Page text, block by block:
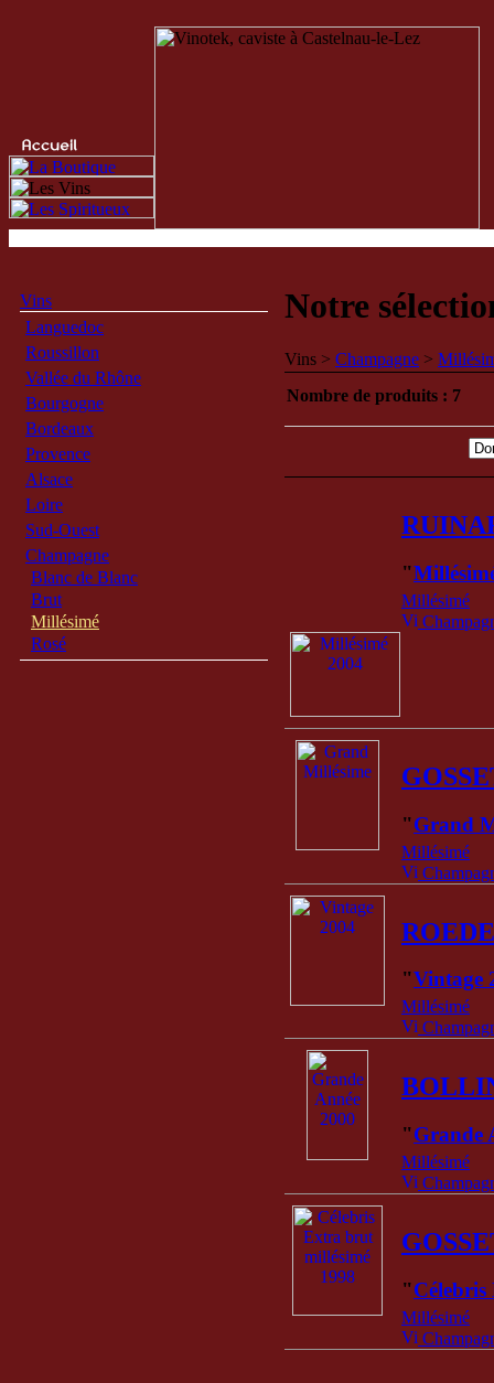
Vins
Languedoc
Roussillon
Vallée du Rhône
Bourgogne
Bordeaux
Provence
Alsace
Loire
Sud-Ouest
Champagne
Blanc de Blanc
Brut
Millésimé
Rosé
Notre
Vins > Champagne >
Nombre de produits : 7
"
Millésimé
"Grand
Millésimé
"Vintage
Millésimé
"Grande
Millésimé
"
Millésimé